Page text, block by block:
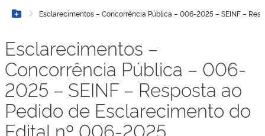
Botão Menu
Esclarecimentos – Concorrência Pública – 006-2025 – SEINF –
Esclarecimentos –
Concorrência Pública – 006-
2025 – SEINF – Resposta ao
Pedido de Esclarecimento do
Edital nº 006-2025